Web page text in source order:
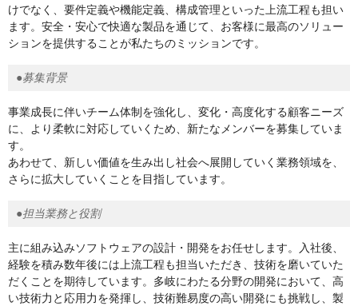
けでなく、要件定義や機能定義、構成管理といった上流工程も担い
ます。安全・安心で快適な製品を通じて、お客様に最高のソリュー
ションを提供することが私たちのミッションです。
●募集背景
事業成長に伴いチーム体制を強化し、変化・高度化する顧客ニーズ
に、より柔軟に対応していくため、新たなメンバーを募集していま
す。
あわせて、新しい価値を生み出し社会へ展開していく業務領域を、
さらに拡大していくことを目指しています。
●担当業務と役割
主に組み込みソフトウェアの設計・開発をお任せします。入社後、
経験を積み数年後には上流工程も担当いただき、技術を磨いていた
だくことを期待しています。多岐にわたる分野の開発において、高
い技術力と応用力を発揮し、技術難易度の高い開発にも挑戦し、製